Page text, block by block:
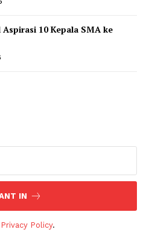
10 Kepala SMA ke
IN
Privacy Policy.